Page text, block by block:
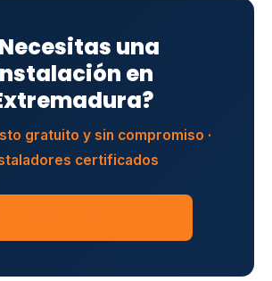
una
en
gratuito y sin compromiso ·
certificados